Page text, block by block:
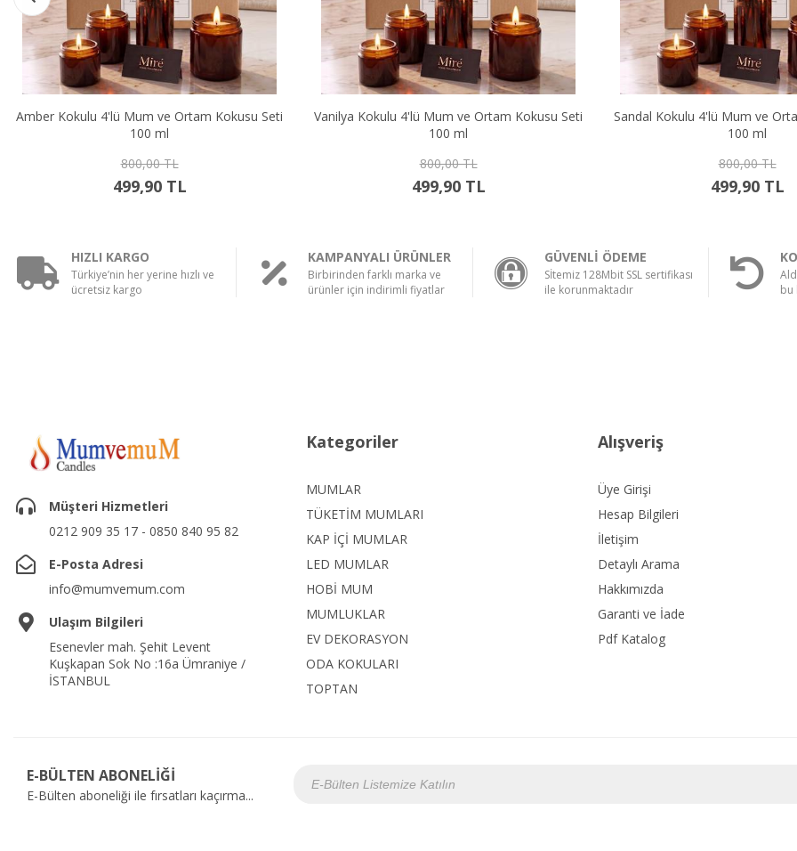
Vanilya Kokulu 4'lü Mum ve Ortam Kokusu Seti
100 ml
800,00 TL
499,90 TL
Sandal Kokulu 4'lü Mum ve Ortam Kokusu Seti
100 ml
800,00 TL
499,90 TL
Okyanus Kokulu 4'lü Mum
Seti 100 ml
800,00 TL
499,90 TL
HIZLI KARGO
Türkiye’nin her yerine hızlı ve
ücretsiz kargo
KAMPANYALI ÜRÜNLER
Birbirinden farklı marka ve
ürünler için indirimli fiyatlar
GÜVENLİ ÖDEME
Sİtemiz 128Mbit SSL sertifikası
ile korunmaktadır
bu
Müşteri Hizmetleri
0212 909 35 17 - 0850 840 95 82
E-Posta Adresi
info@mumvemum.com
Ulaşım Bilgileri
Esenevler mah. Şehit Levent
Kuşkapan Sok No :16a Ümraniye /
İSTANBUL
Kategoriler
MUMLAR
TÜKETİM MUMLARI
KAP İÇİ MUMLAR
LED MUMLAR
HOBİ MUM
MUMLUKLAR
EV DEKORASYON
ODA KOKULARI
TOPTAN
Alışveriş
Üye Girişi
Hesap Bilgileri
İletişim
Detaylı Arama
Hakkımızda
Garanti ve İade
Pdf Katalog
E-BÜLTEN ABONELİĞİ
E-Bülten aboneliği ile fırsatları kaçırma...